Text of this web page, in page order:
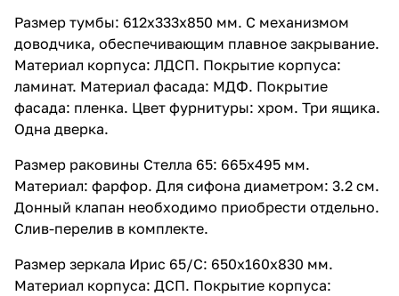
Размер тумбы: 612x333x850 мм. С механизмом
доводчика, обеспечивающим плавное закрывание.
Материал корпуса: ЛДСП. Покрытие корпуса:
ламинат. Материал фасада: МДФ. Покрытие
фасада: пленка. Цвет фурнитуры: хром. Три ящика.
Одна дверка.
Размер раковины Стелла 65: 665x495 мм.
Материал: фарфор. Для сифона диаметром: 3.2 см.
Донный клапан необходимо приобрести отдельно.
Слив-перелив в комплекте.
Размер зеркала Ирис 65/С: 650x160x830 мм.
Материал корпуса: ДСП. Покрытие корпуса: